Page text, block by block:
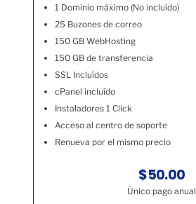
1 Dominio máximo (No incluído)
25 Buzones de correo
150 GB WebHosting
150 GB de transferencia
SSL Incluídos
cPanel incluído
Instaladores 1 Click
Acceso al centro de soporte
Renueva por el mismo precio
$50.00
Único pago anual